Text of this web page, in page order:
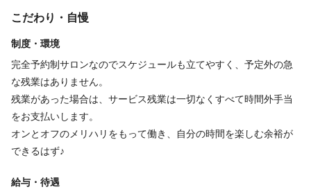
サロン勤務スタッフの平均勤続年数は「約14年」と長く安定して
働き方の自由度が高いサロンです！
お気軽にご応募ください☆
こだわり・自慢
制度・環境
完全予約制サロンなのでスケジュールも立てやすく、予定外の急
な残業はありません。
残業があった場合は、サービス残業は一切なくすべて時間外手当
をお支払いします。
オンとオフのメリハリをもって働き、自分の時間を楽しむ余裕が
できるはず♪
給与・待遇